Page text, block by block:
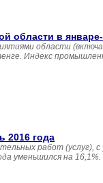
в январе-
области
Индекс
2016 года
работ (услуг),
уменьшился на 16,1%.